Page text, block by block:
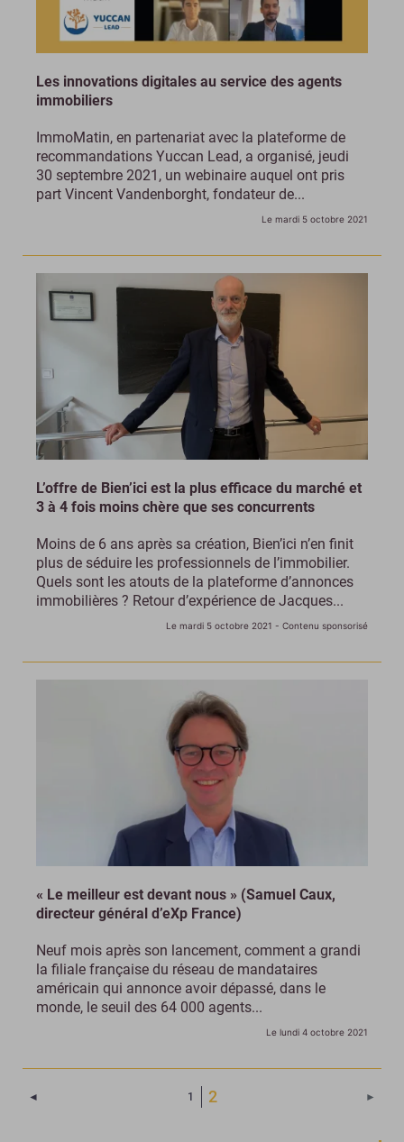
Les innovations digitales au service des agents
immobiliers
ImmoMatin, en partenariat avec la plateforme de
recommandations Yuccan Lead, a organisé, jeudi
30 septembre 2021, un webinaire auquel ont pris
part Vincent Vandenborght, fondateur de...
Le mardi 5 octobre 2021
L’offre de Bien’ici est la plus efficace du marché et
3 à 4 fois moins chère que ses concurrents
Moins de 6 ans après sa création, Bien’ici n’en finit
plus de séduire les professionnels de l’immobilier.
Quels sont les atouts de la plateforme d’annonces
immobilières ? Retour d’expérience de Jacques...
Le mardi 5 octobre 2021 - Contenu sponsorisé
« Le meilleur est devant nous » (Samuel Caux,
directeur général d’eXp France)
Neuf mois après son lancement, comment a grandi
la filiale française du réseau de mandataires
américain qui annonce avoir dépassé, dans le
monde, le seuil des 64 000 agents...
Le lundi 4 octobre 2021
◄ 1 2 ►